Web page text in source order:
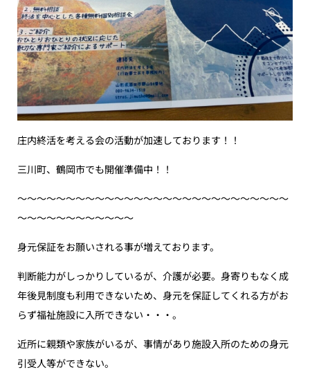
庄内終活を考える会の活動が加速しております！！
三川町、鶴岡市でも開催準備中！！
〜〜〜〜〜〜〜〜〜〜〜〜〜〜〜〜〜〜〜〜〜〜〜〜〜〜〜〜
〜〜〜〜〜〜〜〜〜〜〜〜
身元保証をお願いされる事が増えております。
判断能力がしっかりしているが、介護が必要。身寄りもなく成
年後見制度も利用できないため、身元を保証してくれる方がお
らず福祉施設に入所できない・・・。
近所に親類や家族がいるが、事情があり施設入所のための身元
引受人等ができない。